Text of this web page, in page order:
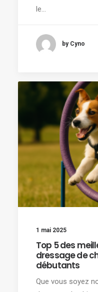
le…
by Cyno
1 mai 2025
Top 5 des
dressage de
débutants
Que vous soyez